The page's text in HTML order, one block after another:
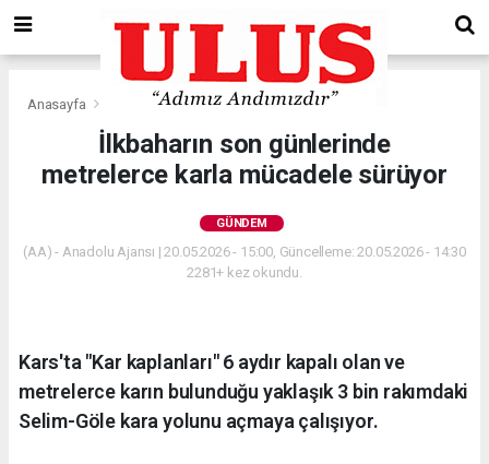
Anasayfa Gündem
İlkbaharın son günlerinde
metrelerce karla mücadele sürüyor
GÜNDEM
(AA) - Anadolu Ajansı | 20.05.2026 - 15:00, Güncelleme: 20.05.2026 - 14:30
2281+ kez okundu.
Kars'ta "Kar kaplanları" 6 aydır kapalı olan ve
metrelerce karın bulunduğu yaklaşık 3 bin rakımdaki
Selim-Göle kara yolunu açmaya çalışıyor.